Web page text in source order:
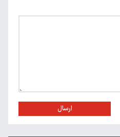
ارسال